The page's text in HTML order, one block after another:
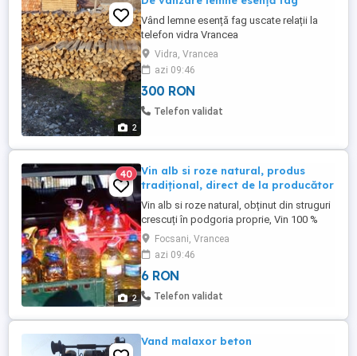
2
Vând lemne esență fag uscate relații la
telefon vidra Vrancea
Vidra, Vrancea
azi 09:46
300 RON
Telefon validat
2
40
Vin alb si roze natural, produs
tradițional, direct de la producător
Vin alb si roze natural, obținut din struguri
crescuți în podgoria proprie, Vin 100 %
natural, cu aromă și gust autentic. . Potrivit
pentru mese în familie, evenimente sau
pentru cei care apreciază un vin adevărat.
Soiuri consacrate - Feteasca Alba ,
Feteasca Regala , Riesling si Roze(( ...
Focsani, Vrancea
azi 09:46
6 RON
Telefon validat
Vand malaxor beton